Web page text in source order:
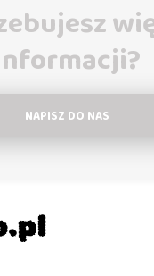
NAPISZ DO NAS